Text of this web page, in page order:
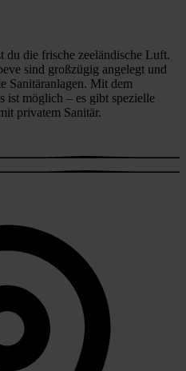
du die frische zeeländische Luft.
sind großzügig angelegt und
Sanitäranlagen. Mit dem
ist möglich – es gibt spezielle
privatem Sanitär.